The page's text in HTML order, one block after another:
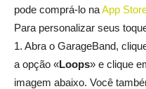
pode comprá-lo naApp
Para personalizar seus
1. Abra o GarageBand,
a opção «Loops» e clique
imagem abaixo. Você